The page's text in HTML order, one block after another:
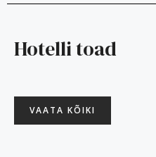
Hotelli toad
VAATA KÕIKI